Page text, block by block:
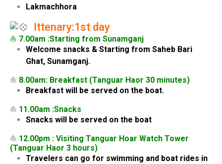
Lakmachhora
Ittenary:1st day
⛵ 7.00am :Starting from Sunamganj
Welcome snacks & Starting from Saheb Bari
Ghat, Sunamganj.
⛵ 8.00am: Breakfast (Tanguar Haor 30 minutes)
Breakfast will be served on the boat.
⛵ 11.00am :Snacks
Snacks will be served on the boat
⛵ 12.00pm : Visiting Tanguar Hoar Watch Tower
(Tanguar Haor 3 hours)
Travelers can go for swimming and boat rides in